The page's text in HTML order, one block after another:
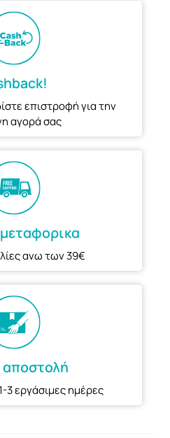
επιστροφή για την
αγορά σας
ανω των 39€
εργάσιμες ημέρες